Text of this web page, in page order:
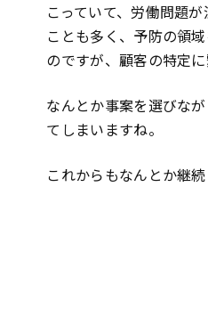
こっていて、労働問題
ことも多く、予防の領
のですが、顧客の特定
なんとか事案を選びな
てしまいますね。
これからもなんとか継